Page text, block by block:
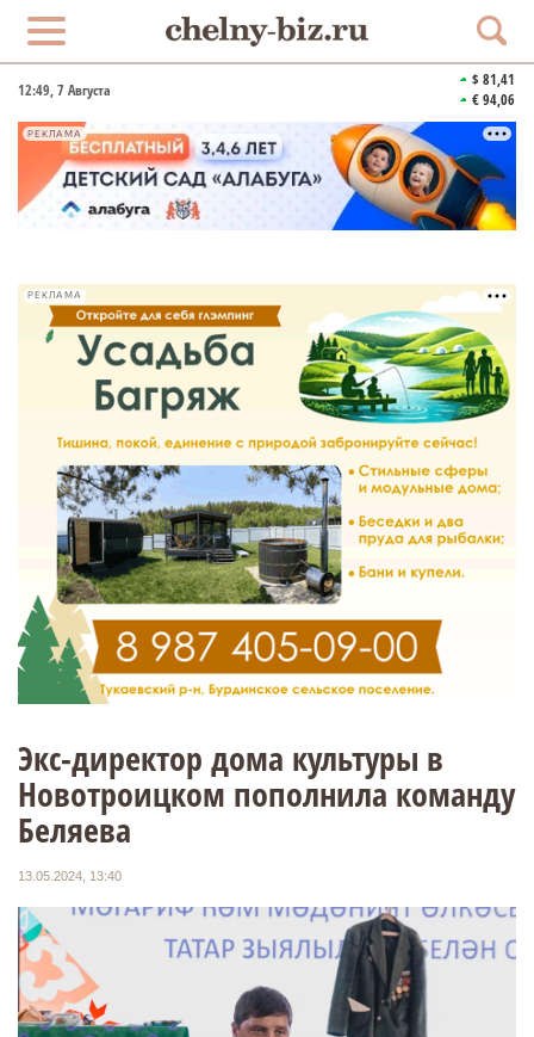
12:49, 7 Августа
$ 81,41
€ 94,06
РЕКЛАМА
РЕКЛАМА
Экс-директор дома культуры в
Новотроицком пополнила команду
Беляева
13.05.2024, 13:40